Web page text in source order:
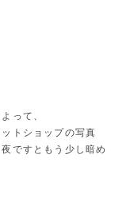
って、
トショップの写真
ですともう少し暗め